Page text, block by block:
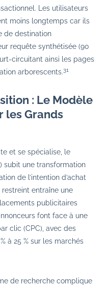
Les utilisateurs
moins longtemps car ils
de destination
requête synthétisée (90
circuitant ainsi les pages
arborescents.31
: Le Modèle
les Grands
et se spécialise, le
subit une transformation
de l’intention d’achat
entraîne une
publicitaires
font face à une
clic (CPC), avec des
à 25 % sur les marchés
de recherche complique